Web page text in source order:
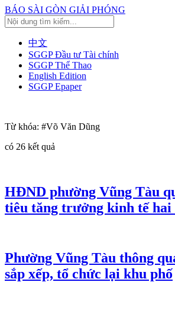
BÁO SÀI GÒN GIẢI PHÓNG
中文
SGGP Đầu tư Tài chính
SGGP Thể Thao
English Edition
SGGP Epaper
Từ khóa: #Võ Văn Dũng
có 26 kết quả
HĐND phường Vũng Tàu
tiêu tăng trưởng kinh tế hai
Phường Vũng Tàu thông
sắp xếp, tổ chức lại khu phố